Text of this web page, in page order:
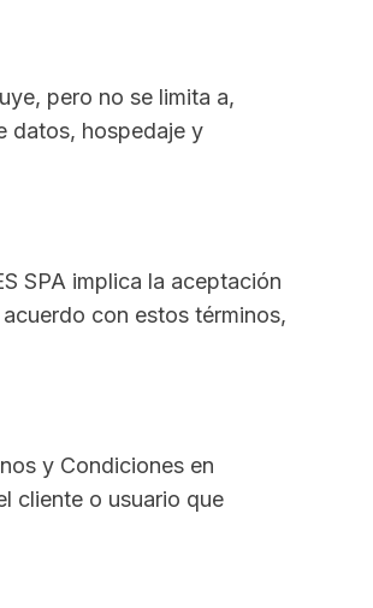
pero no se limita a,
datos, hospedaje y
SPA implica la aceptación
con estos términos,
y Condiciones en
cliente o usuario que